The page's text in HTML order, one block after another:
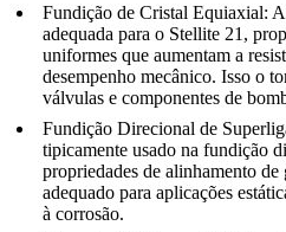
Fundição de Cristal Equiaxial:
adequada para o Stellite 21,
uniformes que aumentam a
desempenho mecânico. Isso o
válvulas e componentes de
Fundição Direcional de
tipicamente usado na fundição
propriedades de alinhamento de
adequado para aplicações
à corrosão.